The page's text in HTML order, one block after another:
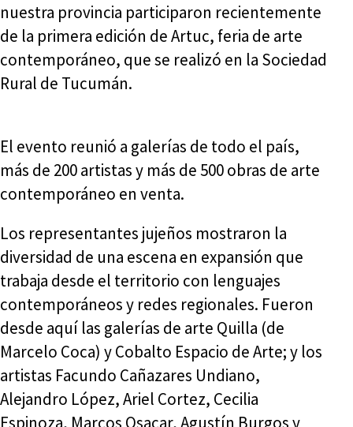
nuestra provincia participaron recientemente
de la primera edición de Artuc, feria de arte
contemporáneo, que se realizó en la Sociedad
Rural de Tucumán.
El evento reunió a galerías de todo el país,
más de 200 artistas y más de 500 obras de arte
contemporáneo en venta.
Los representantes jujeños mostraron la
diversidad de una escena en expansión que
trabaja desde el territorio con lenguajes
contemporáneos y redes regionales. Fueron
desde aquí las galerías de arte Quilla (de
Marcelo Coca) y Cobalto Espacio de Arte; y los
artistas Facundo Cañazares Undiano,
Alejandro López, Ariel Cortez, Cecilia
Espinoza, Marcos Osacar, Agustín Burgos y